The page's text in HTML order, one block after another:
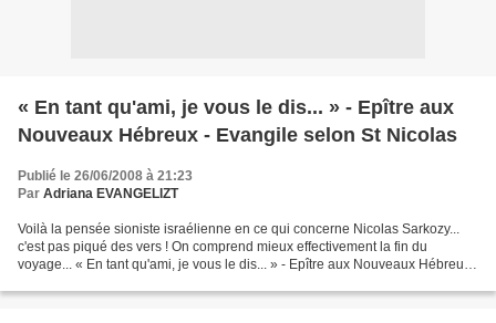
« En tant qu'ami, je vous le dis... » - Epître aux
Nouveaux Hébreux - Evangile selon St Nicolas
Publié le 26/06/2008 à 21:23
Par Adriana EVANGELIZT
Voilà la pensée sioniste israélienne en ce qui concerne Nicolas Sarkozy...
c'est pas piqué des vers ! On comprend mieux effectivement la fin du
voyage... « En tant qu'ami, je vous le dis... » - Epître aux Nouveaux Hébreux -